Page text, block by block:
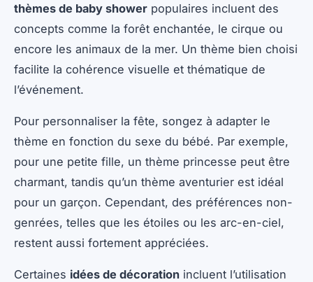
thèmes de baby shower populaires incluent des
concepts comme la forêt enchantée, le cirque ou
encore les animaux de la mer. Un thème bien choisi
facilite la cohérence visuelle et thématique de
l’événement.
Pour personnaliser la fête, songez à adapter le
thème en fonction du sexe du bébé. Par exemple,
pour une petite fille, un thème princesse peut être
charmant, tandis qu’un thème aventurier est idéal
pour un garçon. Cependant, des préférences non-
genrées, telles que les étoiles ou les arc-en-ciel,
restent aussi fortement appréciées.
Certaines idées de décoration incluent l’utilisation